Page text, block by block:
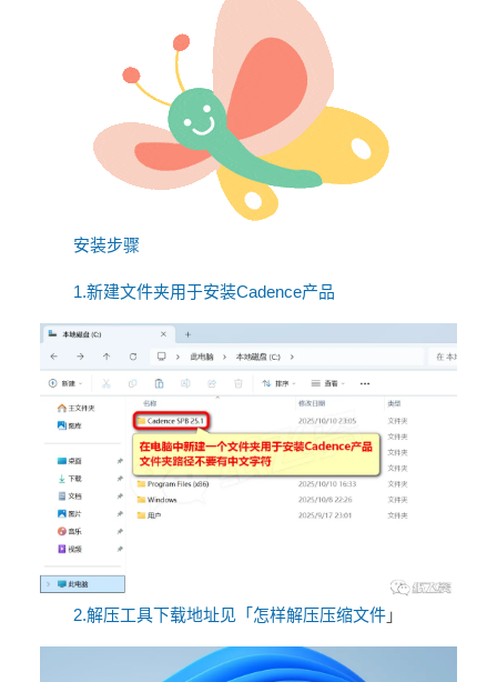
安装步骤
1.新建文件夹用于安装Cadence产品
2.解压工具下载地址见「 怎样解压压缩文件」